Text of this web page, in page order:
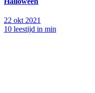
22 okt 2021
10 leestijd in min